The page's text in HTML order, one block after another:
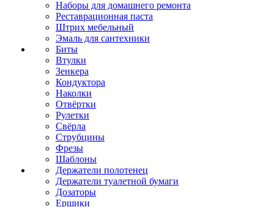
Наборы для домашнего ремонта
Реставрационная паста
Штрих мебельный
Эмаль для сантехники
Биты
Втулки
Зенкера
Кондуктора
Наколки
Отвёртки
Рулетки
Свёрла
Струбцины
Фрезы
Шаблоны
Держатели полотенец
Держатели туалетной бумаги
Дозаторы
Ершики